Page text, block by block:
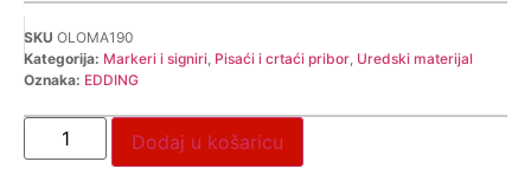
SKU OLOMA190
Kategorija: Markeri i signiri Pisaći i crtaći pribor Uredski materijal
Oznaka: EDDING
Dodaj u košaricu